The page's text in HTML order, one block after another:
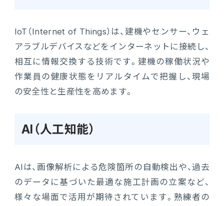
IoT（Internet of Things）は、建機やセンサー、ウェ
アラブルデバイスなどをインターネットに接続し、
相互に情報交換する技術です。建機の稼働状況や
作業員の健康状態をリアルタイムで把握し、現場
の安全性と生産性を高めます。
AI（人工知能）
AIは、画像解析による危険箇所の自動検出や、過去
のデータに基づいた最適な施工計画の立案など、
様々な場面で活用が期待されています。熟練者の